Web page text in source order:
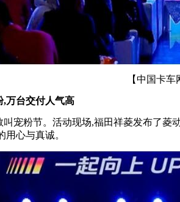
【中国卡
,万台交付人气高
叫宠粉节。活动现场,福田祥菱发布了菱
心与真诚。